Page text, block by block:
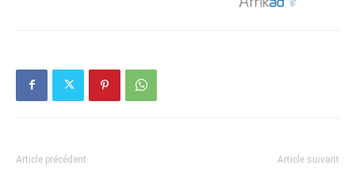
Article précédent Article suivant